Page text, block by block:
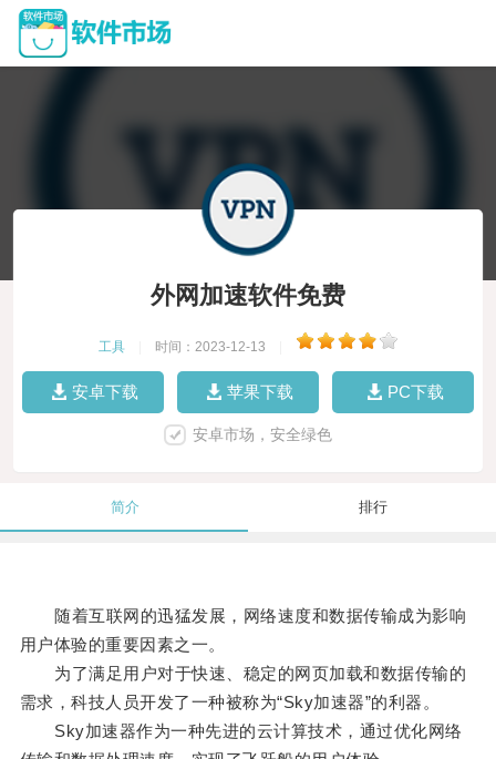
外网加速软件免费
工具 时间：2023-12-13
安卓下载 苹果下载 PC下载
安卓市场，安全绿色
简介 排行
随着互联网的迅猛发展，网络速度和数据传输成为影响
用户体验的重要因素之一。
为了满足用户对于快速、稳定的网页加载和数据传输的
需求，科技人员开发了一种被称为“Sky加速器”的利器。
Sky加速器作为一种先进的云计算技术，通过优化网络